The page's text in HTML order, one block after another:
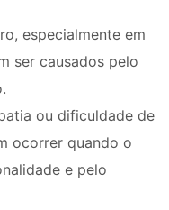
especialmente em
ser causados ​​pelo
ou dificuldade de
ocorrer quando o
e pelo